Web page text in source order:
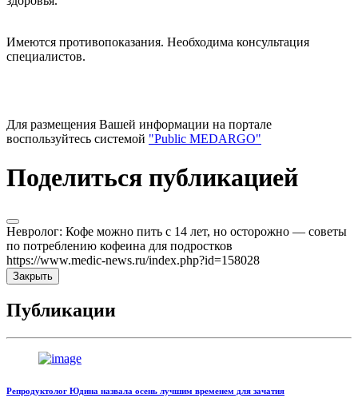
Имеются противопоказания. Необходима консультация
специалистов.
Для размещения Вашей информации на портале
воспользуйтесь системой "Public MEDARGO"
Поделиться публикацией
Невролог: Кофе можно пить с 14 лет, но осторожно — советы
по потреблению кофеина для подростков
https://www.medic-news.ru/index.php?id=158028
Закрыть
Публикации
Репродуктолог Юдина назвала осень лучшим временем для зачатия